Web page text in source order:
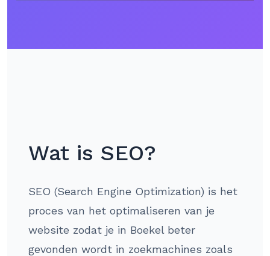
Wat is SEO?
SEO (Search Engine Optimization) is het
proces van het optimaliseren van je
website zodat je in Boekel beter
gevonden wordt in zoekmachines zoals